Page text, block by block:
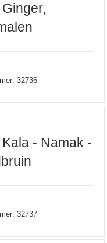
32736
- Namak -
32737